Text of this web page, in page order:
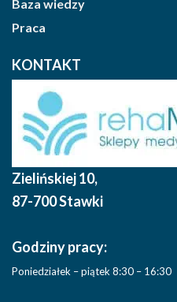
Baza wiedzy
Praca
KONTAKT
Zielińskiej 10,
87-700 Stawki
Godziny pracy:
Poniedziałek – piątek 8:30 – 16:30